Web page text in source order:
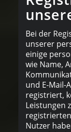
Bei der
unserer
einige
wie Name,
und E-Mail-
registriert,
Leistungen
Nutzer